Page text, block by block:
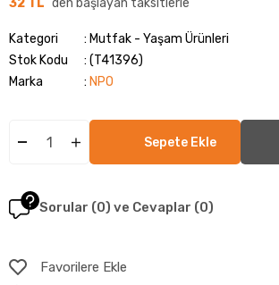
32 TL `den başlayan taksitlerle
Kategori
Mutfak - Yaşam Ürünleri
Stok Kodu
(T41396)
Marka
: NPO
Sorular (0) ve Cevaplar (0)
Favorilere Ekle